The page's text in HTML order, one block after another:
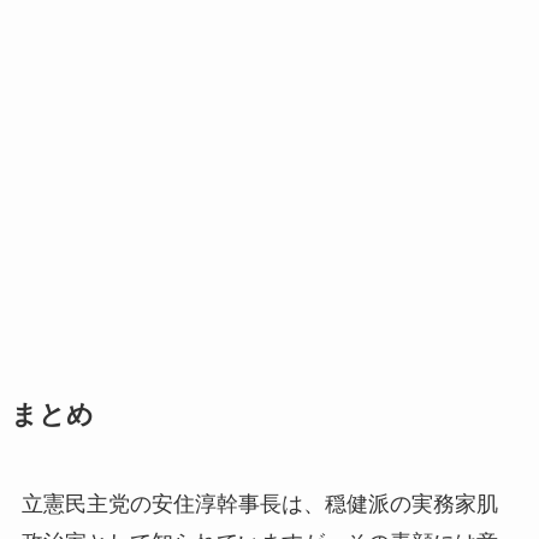
まとめ
立憲民主党の安住淳幹事長は、穏健派の実務家肌